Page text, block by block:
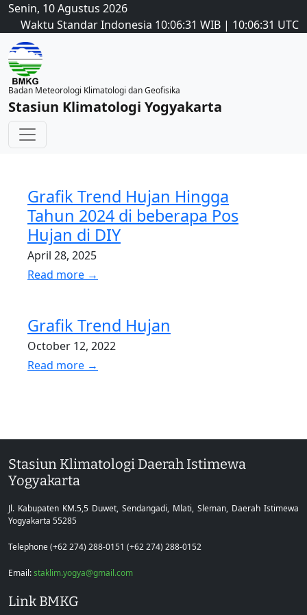
Senin, 10 Agustus 2026
Waktu Standar Indonesia 10:06:31 WIB | 10:06:31 UTC
Badan Meteorologi Klimatologi dan Geofisika
Stasiun Klimatologi Yogyakarta
Grafik Trend Hujan Hingga
Tahun 2024 di beberapa Pos
Hujan di DIY
April 28, 2025
Read more →
Grafik Trend Hujan
October 12, 2022
Read more →
Stasiun Klimatologi Daerah Istimewa
Yogyakarta
Jl. Kabupaten KM.5,5 Duwet, Sendangadi, Mlati, Sleman, Daerah Istimewa
Yogyakarta 55285
Telephone (+62 274) 288-0151 (+62 274) 288-0152
Email:staklim.yogya@gmail.com
Link BMKG